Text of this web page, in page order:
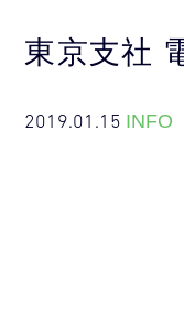
東京支社
2019.01.15 INFO